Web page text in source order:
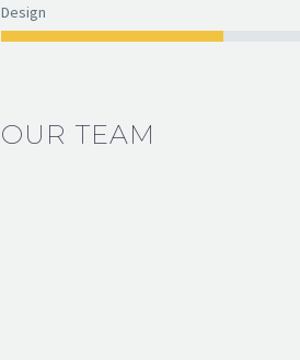
Design
OUR TEAM